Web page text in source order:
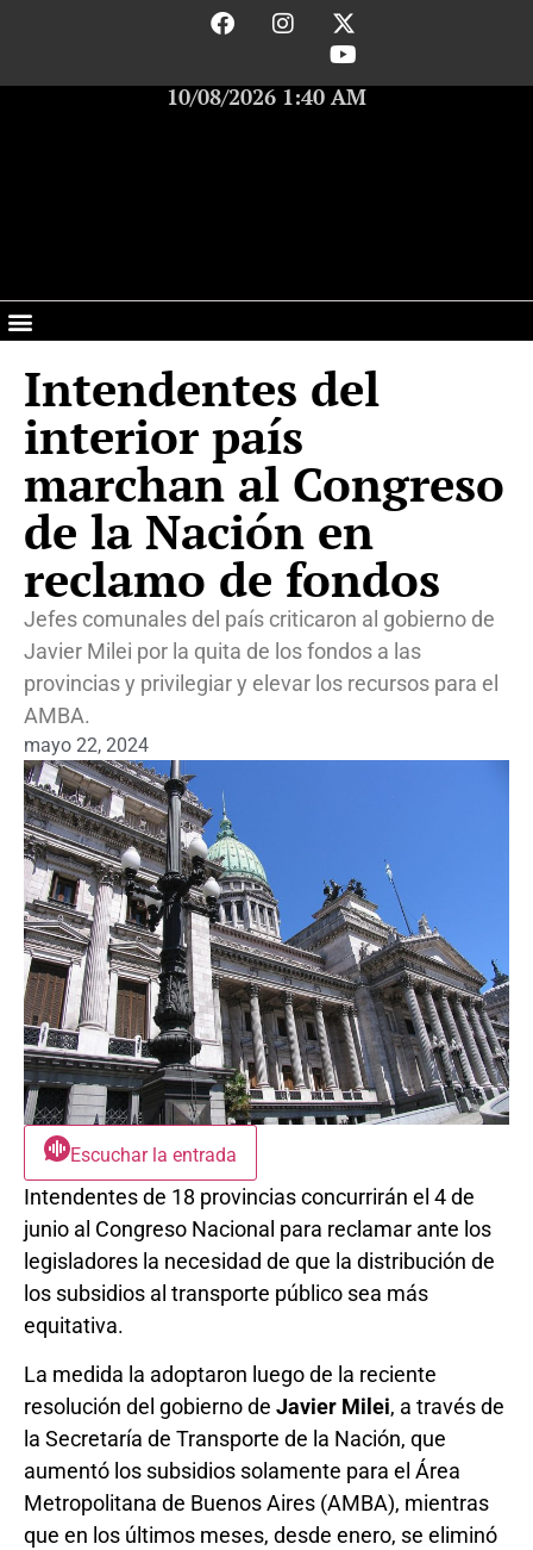
10/08/2026 1:40 AM
Intendentes del
interior país
marchan al Congreso
de la Nación en
reclamo de fondos
Jefes comunales del país criticaron al gobierno de
Javier Milei por la quita de los fondos a las
provincias y privilegiar y elevar los recursos para el
AMBA.
mayo 22, 2024
Escuchar la entrada
Intendentes de 18 provincias concurrirán el 4 de
junio al Congreso Nacional para reclamar ante los
legisladores la necesidad de que la distribución de
los subsidios al transporte público sea más
equitativa.
La medida la adoptaron luego de la reciente
resolución del gobierno de Javier Milei, a través de
la Secretaría de Transporte de la Nación, que
aumentó los subsidios solamente para el Área
Metropolitana de Buenos Aires (AMBA), mientras
que en los últimos meses, desde enero, se eliminó